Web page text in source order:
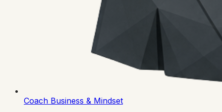
Coach Business & Mindset